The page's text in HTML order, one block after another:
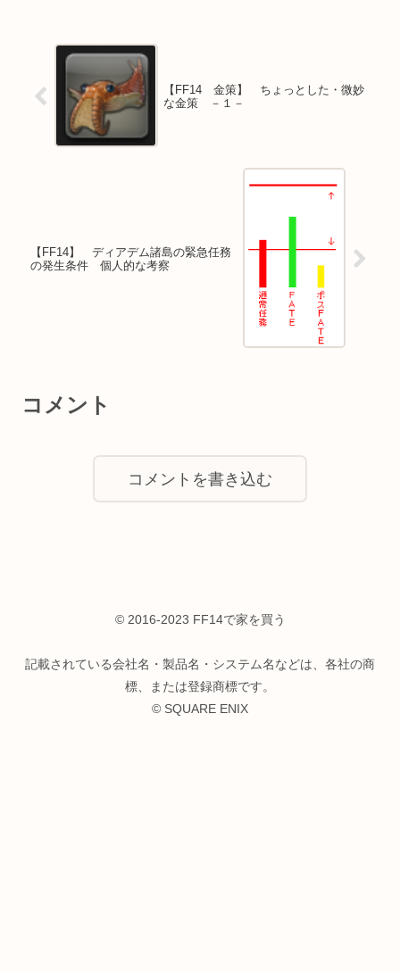
【FF14 金策】 ちょっとした・微妙
な金策 －１－
【FF14】 ディアデム諸島の緊急任務
の発生条件 個人的な考察
コメント
コメントを書き込む
© 2016-2023 FF14で家を買う
記載されている会社名・製品名・システム名などは、各社の商
標、または登録商標です。
© SQUARE ENIX